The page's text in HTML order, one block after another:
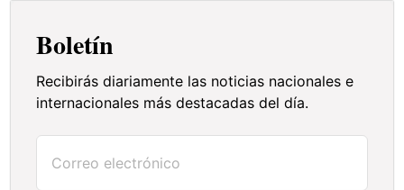
Boletín
Recibirás diariamente las noticias nacionales e
internacionales más destacadas del día.